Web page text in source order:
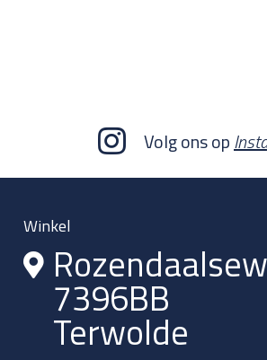
Volg ons op
Winkel
7396BB
Terwolde